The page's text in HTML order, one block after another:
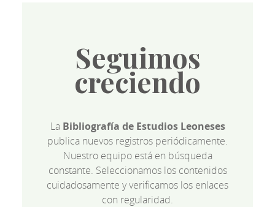
Seguimos
creciendo
La Bibliografía de Estudios Leoneses
publica nuevos registros periódicamente.
Nuestro equipo está en búsqueda
constante. Seleccionamos los contenidos
cuidadosamente y verificamos los enlaces
con regularidad.